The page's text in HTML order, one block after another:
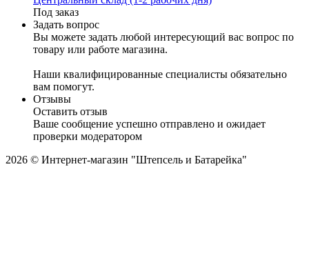
Под заказ
Задать вопрос
Вы можете задать любой интересующий вас вопрос по
товару или работе магазина.
Наши квалифицированные специалисты обязательно
вам помогут.
Отзывы
Оставить отзыв
Ваше сообщение успешно отправлено и ожидает
проверки модератором
2026 © Интернет-магазин "Штепсель и Батарейка"